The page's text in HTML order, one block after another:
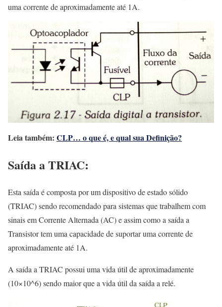
uma corrente de aproximadamente até 1A.
Leia também: CLP… o que é, e qual sua Definição?
Saída a TRIAC:
Esta saída é composta por um dispositivo de estado sólido
(TRIAC) sendo recomendado para sistemas que trabalhem com
sinais em Corrente Alternada (AC) e assim como a saída a
Transistor tem uma capacidade de suportar uma corrente de
aproximadamente até 1A.
A saída a TRIAC possui uma vida útil de aproximadamente
(10×10^6) sendo maior que a vida útil da saída a relé.